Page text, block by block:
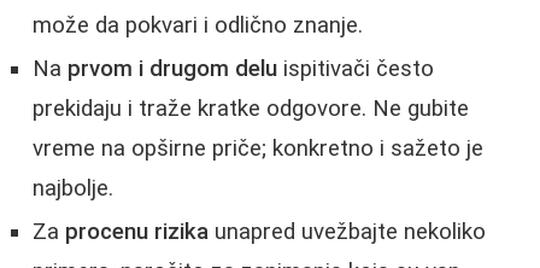
može da pokvari i odlično znanje.
Na prvom i drugom delu ispitivači često
prekidaju i traže kratke odgovore. Ne gubite
vreme na opširne priče; konkretno i sažeto je
najbolje.
Za procenu rizika unapred uvežbajte nekoliko